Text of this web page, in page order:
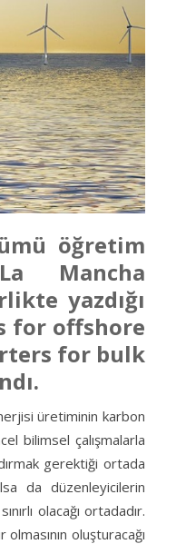
öğretim
Mancha
yazdığı
for offshore
for bulk
üretiminin karbon
bilimsel çalışmalarla
gerektiği ortada
da düzenleyicilerin
olacağı ortadadır.
oluşturacağı